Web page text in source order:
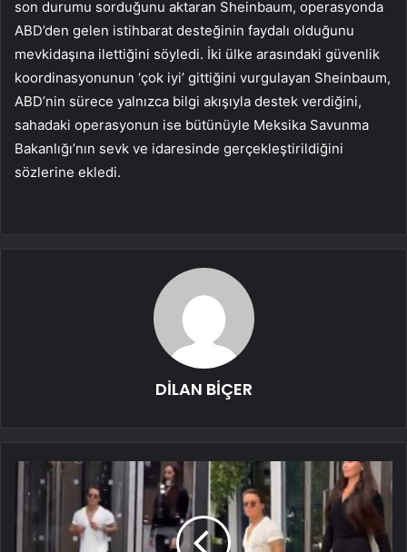
son durumu sorduğunu aktaran Sheinbaum, operasyonda
ABD’den gelen istihbarat desteğinin faydalı olduğunu
mevkidaşına ilettiğini söyledi. İki ülke arasındaki güvenlik
koordinasyonunun ‘çok iyi’ gittiğini vurgulayan Sheinbaum,
ABD’nin sürece yalnızca bilgi akışıyla destek verdiğini,
sahadaki operasyonun ise bütünüyle Meksika Savunma
Bakanlığı’nın sevk ve idaresinde gerçekleştirildiğini
sözlerine ekledi.
DİLAN BİÇER